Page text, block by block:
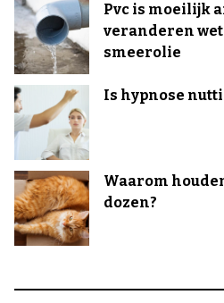
Pvc is moeilijk
veranderen
smeerolie
Is hypnose
Waarom
dozen?